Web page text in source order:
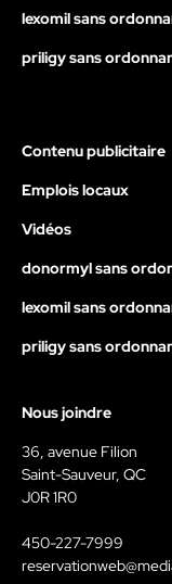
lexomil sans
priligy sans
Contenu publicitaire
Emplois locaux
Vidéos
donormyl sans
lexomil sans
priligy sans
Nous joindre
36, avenue Filion
Saint-Sauveur, QC
J0R 1R0
450-227-7999